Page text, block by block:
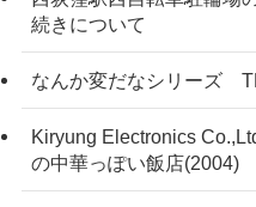
続きについて
なんか変だなシリーズ
Kiryung Electronics
の中華っぽい飯店(2004)